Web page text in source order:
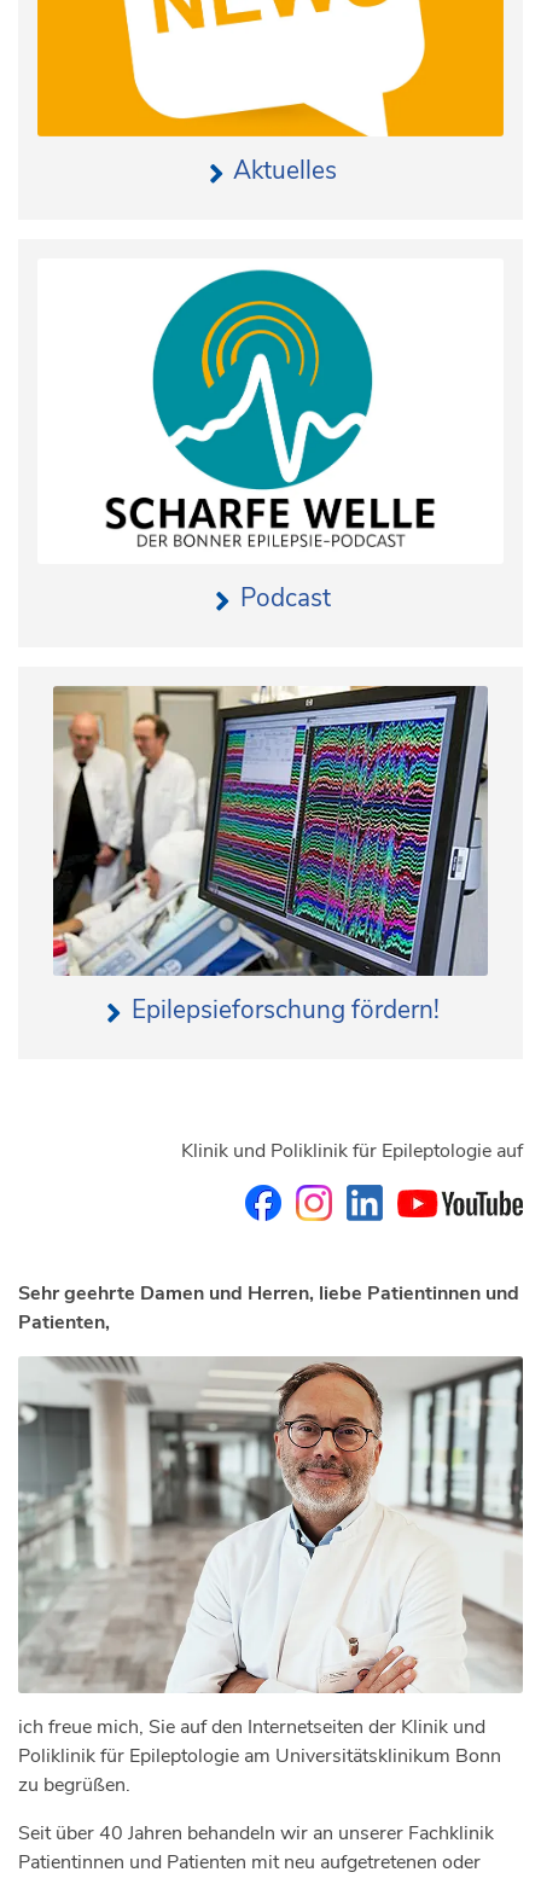
Aktuelles
Podcast
Epilepsieforschung fördern!
Klinik und Poliklinik für Epileptologie auf
Sehr geehrte Damen und Herren, liebe Patientinnen und
Patienten,
ich freue mich, Sie auf den Internetseiten der Klinik und
Poliklinik für Epileptologie am Universitätsklinikum Bonn
zu begrüßen.
Seit über 40 Jahren behandeln wir an unserer Fachklinik
Patientinnen und Patienten mit neu aufgetretenen oder